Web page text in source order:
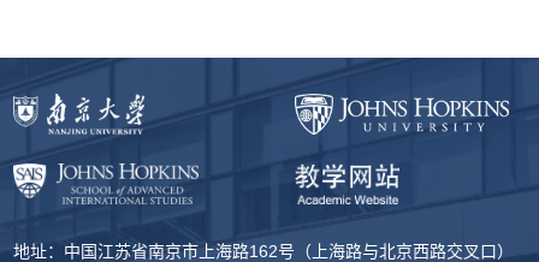
地址：中国江苏省南京市上海路162号（上海路与北京西路交叉口）